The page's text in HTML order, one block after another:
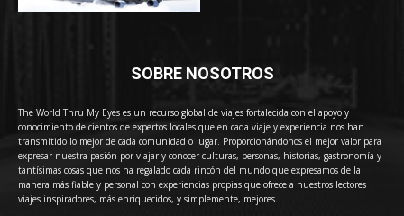
SOBRE NOSOTROS
The World Thru My Eyes es un recurso global de viajes fortalecida con el apoyo y
conocimiento de cientos de expertos locales que en cada viaje y experiencia nos han
transmitido lo mejor de cada comunidad o lugar. Proporcionándonos el mejor valor para
expresar nuestra pasión por viajar y conocer culturas, personas, historias, gastronomía y
tantísimas cosas que nos ha regalado cada rincón del mundo que expresamos de la
manera más fiable y personal con experiencias propias que ofrece a nuestros lectores
viajes inspiradores, más enriquecidos, y simplemente, mejores.